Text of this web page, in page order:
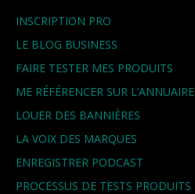
INSCRIPTION PRO
LE BLOG BUSINESS
FAIRE TESTER MES PRODUITS
ME RÉFÉRENCER SUR L’ANNUAIRE
LOUER DES BANNIÈRES
LA VOIX DES MARQUES
ENREGISTRER PODCAST
PROCESSUS DE TESTS PRODUITS